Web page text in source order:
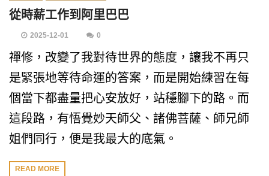
從時薪工作到阿里巴巴
2025-12-01 0
禪修，改變了我對待世界的態度，讓我不再只
是緊張地等待命運的答案，而是開始練習在每
個當下都盡量把心安放好，站穩腳下的路。而
這段路，有悟覺妙天師父、諸佛菩薩、師兄師
姐們同行，便是我最大的底氣。
READ MORE